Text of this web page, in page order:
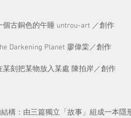
個古銅色的午睡 untrou-art ／創作
Darkening Planet 廖偉棠／創作
某刻把某物放入某處 陳拍岸／創作
結構：由三篇獨立「故事」組成一本